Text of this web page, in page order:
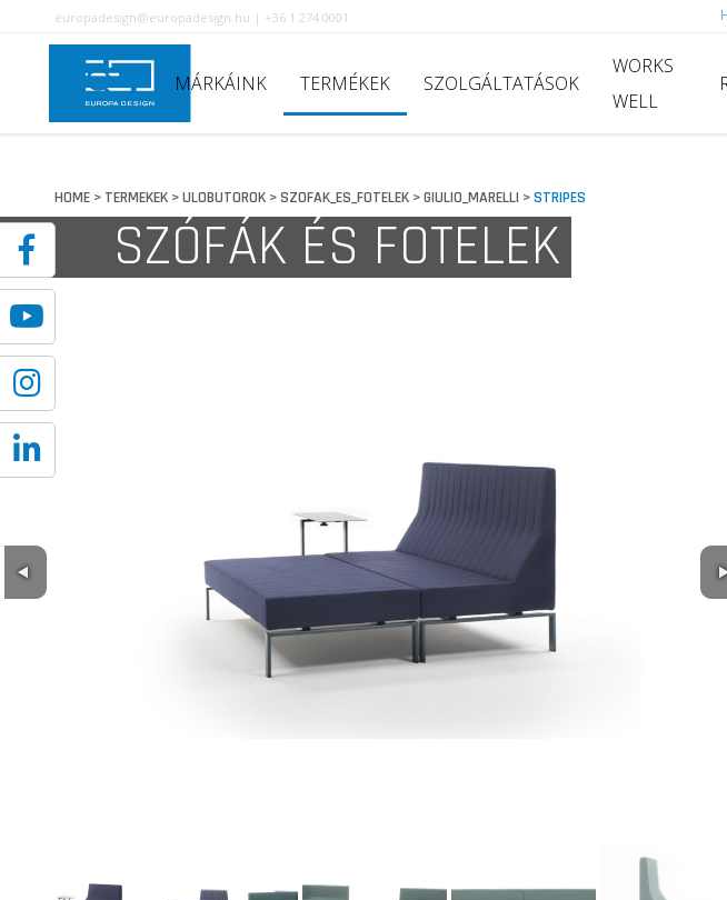
europadesign@europadesign.hu | +36 1 274 0001
MÁRKÁINK TERMÉKEK SZOLGÁLTATÁSOK
WORKS
WELL
HOME> TERMEKEK>ULOBUTOROK>SZOFAK_ES_FOTELEK>GIULIO_MARELLI >STRIPES
SZÓFÁK ÉS FOTELEK